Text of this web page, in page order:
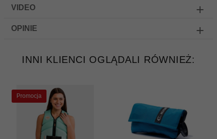
VIDEO
OPINIE
INNI KLIENCI OGLĄDALI RÓWNIEŻ:
Promocja